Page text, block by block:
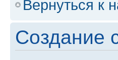
Вернуться к
Создание